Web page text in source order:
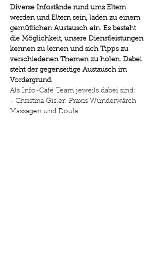
Diverse Infostände rund ums Eltern
werden und Eltern sein, laden zu einem
gemütlichen Austausch ein. Es besteht
die Möglichkeit, unsere Dienstleistungen
kennen zu lernen und sich Tipps zu
verschiedenen Themen zu holen. Dabei
steht der gegenseitige Austausch im
Vordergrund.
Als Info-Café Team jeweils dabei sind:
- Christina Gisler: Praxis Wunderwärch
Massagen und Doula